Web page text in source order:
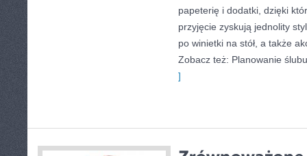
papeterię i dodatki, dzięki
przyjęcie zyskują jednolity
po winietki na stół, a także
Zobacz też: Planowanie
]